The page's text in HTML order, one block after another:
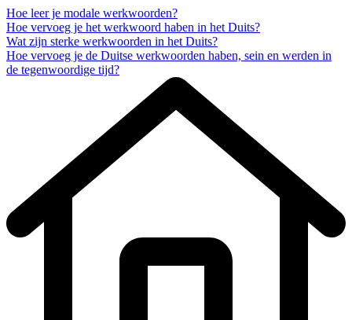
Hoe leer je modale werkwoorden?
Hoe vervoeg je het werkwoord haben in het Duits?
Wat zijn sterke werkwoorden in het Duits?
Hoe vervoeg je de Duitse werkwoorden haben, sein en werden in
de tegenwoordige tijd?